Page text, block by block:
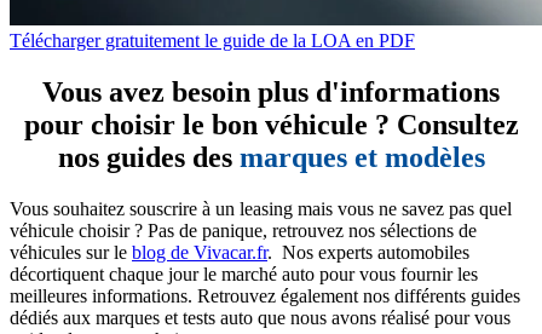
Télécharger gratuitement le guide de la LOA en PDF
Vous avez besoin plus d'informations
pour choisir le bon véhicule ? Consultez
nos guides des marques et modèles
Vous souhaitez souscrire à un leasing mais vous ne savez pas quel
véhicule choisir ? Pas de panique, retrouvez nos sélections de
véhicules sur le blog de Vivacar.fr. Nos experts automobiles
décortiquent chaque jour le marché auto pour vous fournir les
meilleures informations. Retrouvez également nos différents guides
dédiés aux marques et tests auto que nous avons réalisé pour vous